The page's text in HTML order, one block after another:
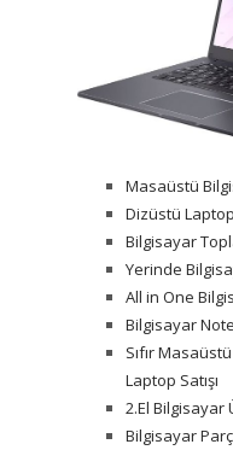
Masaüstü
Dizüstü
Bilgisayar
Yerinde
All in One
Bilgisayar
Sıfır
Laptop Satışı
2.El Bilgisayar
Bilgisayar